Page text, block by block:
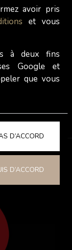
drôle.
folie dans
avoir pris
et vous
à deux fins
Google et
que vous
D’ACCORD
D’ACCORD